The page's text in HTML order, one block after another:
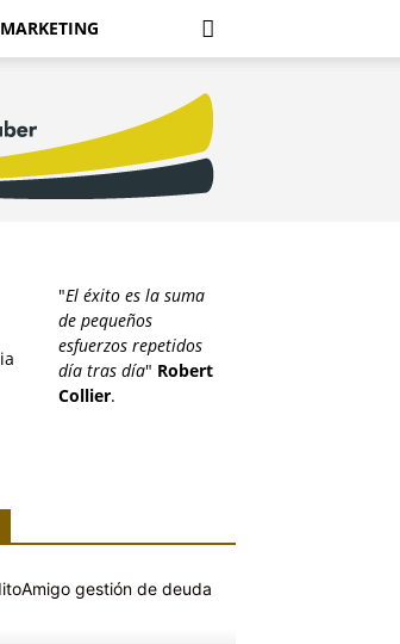
MARKETING
"El éxito es la suma
de pequeños
esfuerzos repetidos
día tras día" Robert
Collier.